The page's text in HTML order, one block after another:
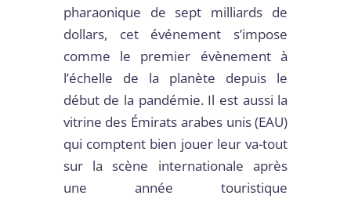
pharaonique de sept milliards de
dollars, cet événement s’impose
comme le premier évènement à
l’échelle de la planète depuis le
début de la pandémie. Il est aussi la
vitrine des Émirats arabes unis (EAU)
qui comptent bien jouer leur va-tout
sur la scène internationale après
une année touristique